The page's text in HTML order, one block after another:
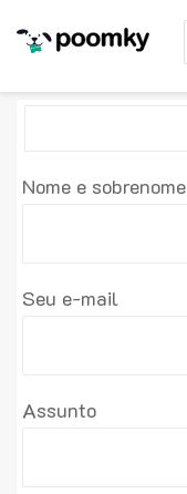
Nome e sobrenome
Seu e-mail
Assunto